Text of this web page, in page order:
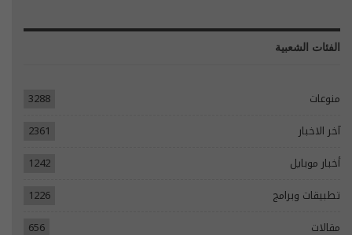
الفئات الشعبية
منوعات
3288
آخر الاخبار
2361
أخبار موبايل
1242
تطبيقات وبرامج
1226
مقالات
656